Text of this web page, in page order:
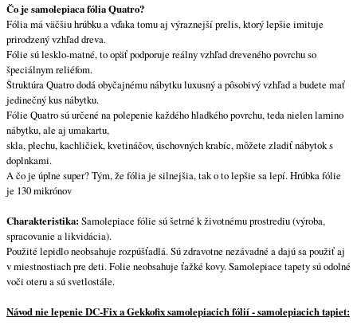
Čo je samolepiaca fólia Quatro?
Fólia má väčšiu hrúbku a vďaka tomu aj výraznejší prelis, ktorý lepšie imituje
prirodzený vzhľad dreva.
Fólie sú lesklo-matné, to opäť podporuje reálny vzhľad dreveného povrchu so
špeciálnym reliéfom.
Štruktúra Quatro dodá obyčajnému nábytku luxusný a pôsobivý vzhľad a budete mať
jedinečný kus nábytku.
Fólie Quatro sú určené na polepenie každého hladkého povrchu, teda nielen lamino
nábytku, ale aj umakartu,
skla, plechu, kachličiek, kvetináčov, úschovných krabíc, môžete zladiť nábytok s
doplnkami.
A čo je úplne super? Tým, že fólia je silnejšia, tak o to lepšie sa lepí. Hrúbka fólie
je 130 mikrónov
Charakteristika: Samolepiace fólie sú šetrné k životnému prostrediu (výroba,
spracovanie a likvidácia).
Použité lepidlo neobsahuje rozpúšťadlá. Sú zdravotne nezávadné a dajú sa použiť aj
v miestnostiach pre deti. Folie neobsahuje ťažké kovy. Samolepiace tapety sú odolné
voči oteru a sú svetlostále.
Návod nie lepenie DC-Fix a Gekkofix samolepiacich fólií - samolepiacich tapiet: